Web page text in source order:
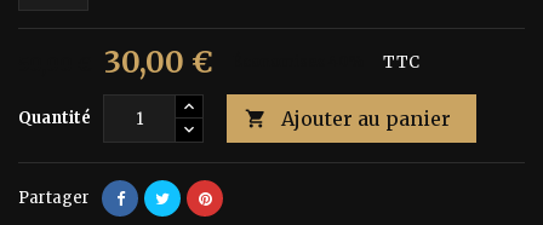
30,00 € TTC
Quantité  Ajouter au panier
Partager